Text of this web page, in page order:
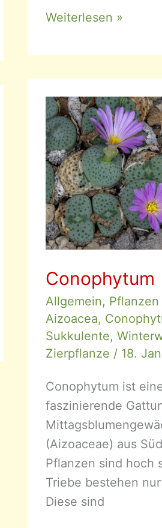
Albuca
Weiterlesen »
Conophytum
Allgemein,
Aizoacea,
Sukkulente,
Zierpflanze / 18.
Conophytum ist
faszinierende
(Aizoaceae) aus
Pflanzen sind hoch
Triebe bestehen
Diese sind